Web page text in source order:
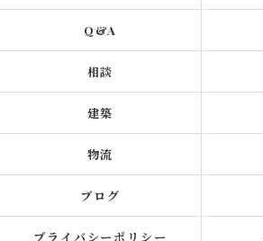
Q&A
相談
建築
物流
ブログ
プライバシーポリシー